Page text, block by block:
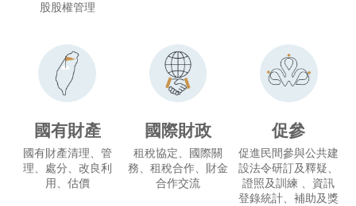
股股權管理
國有財產
國有財產清理、管
理、處分、改良利
用、估價
國際財政
租稅協定、國際關
務、租稅合作、財金
合作交流
促參
促進民間參與公共建
設法令研訂及釋疑、
證照及訓練 、資訊
登錄統計、補助及獎